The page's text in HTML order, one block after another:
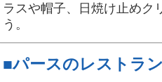
ラスや帽子、日焼け止めク
う。
■パースのレストラ